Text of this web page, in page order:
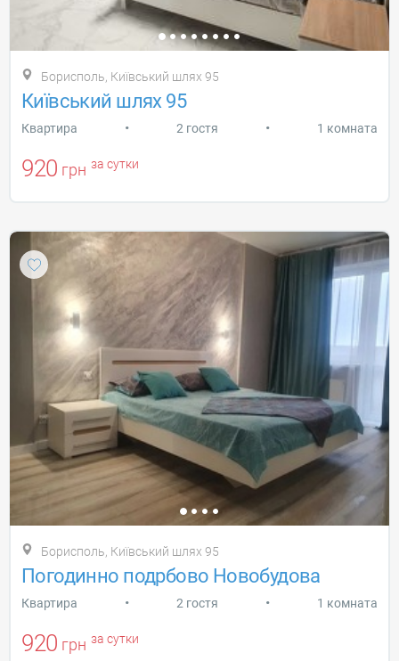
Борисполь, Київський шлях 95
Київський шлях 95
Квартира • 2 гостя • 1 комната
920 грн за сутки
Борисполь, Київський шлях 95
Погодинно подрбово Новобудова
Квартира • 2 гостя • 1 комната
920 грн за сутки